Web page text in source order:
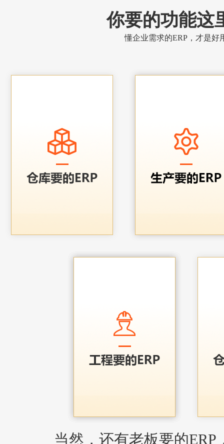
你要的功能这
懂企业需求的ERP，才是好
当然，还有老板要的ERP